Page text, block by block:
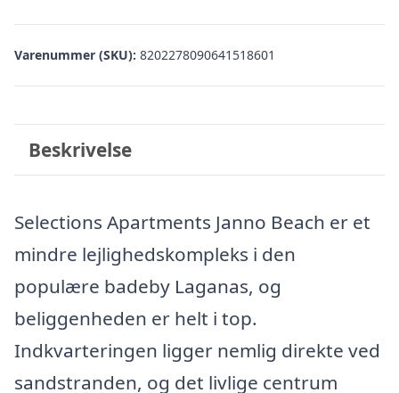
Varenummer (SKU): 8202278090641518601
Beskrivelse
Selections Apartments Janno Beach er et
mindre lejlighedskompleks i den
populære badeby Laganas, og
beliggenheden er helt i top.
Indkvarteringen ligger nemlig direkte ved
sandstranden, og det livlige centrum